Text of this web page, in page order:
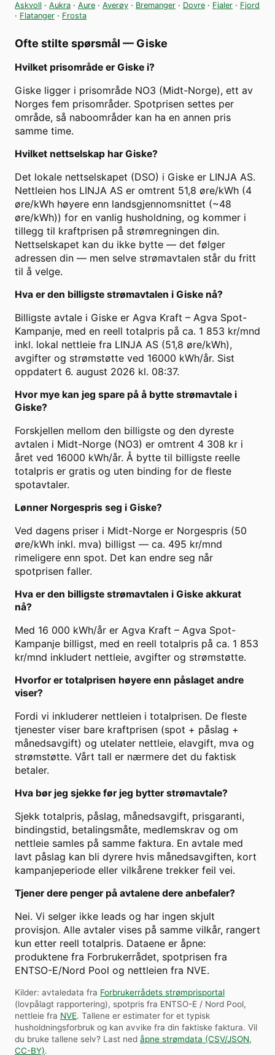
Askvoll · Aukra · Aure · Averøy · Bremanger · Dovre · Fjaler · Fjord
· Flatanger · Frosta
Ofte stilte spørsmål — Giske
Hvilket prisområde er Giske i?
Giske ligger i prisområde NO3 (Midt-Norge), ett av
Norges fem prisområder. Spotprisen settes per
område, så naboområder kan ha en annen pris
samme time.
Hvilket nettselskap har Giske?
Det lokale nettselskapet (DSO) i Giske er LINJA AS.
Nettleien hos LINJA AS er omtrent 51,8 øre/kWh (4
øre/kWh høyere enn landsgjennomsnittet (~48
øre/kWh)) for en vanlig husholdning, og kommer i
tillegg til kraftprisen på strømregningen din.
Nettselskapet kan du ikke bytte — det følger
adressen din — men selve strømavtalen står du fritt
til å velge.
Hva er den billigste strømavtalen i Giske nå?
Billigste avtale i Giske er Agva Kraft – Agva Spot-
Kampanje, med en reell totalpris på ca. 1 853 kr/mnd
inkl. lokal nettleie fra LINJA AS (51,8 øre/kWh),
avgifter og strømstøtte ved 16000 kWh/år. Sist
oppdatert 6. august 2026 kl. 08:37.
Hvor mye kan jeg spare på å bytte strømavtale i
Giske?
Forskjellen mellom den billigste og den dyreste
avtalen i Midt-Norge (NO3) er omtrent 4 308 kr i
året ved 16000 kWh/år. Å bytte til billigste reelle
totalpris er gratis og uten binding for de fleste
spotavtaler.
Lønner Norgespris seg i Giske?
Ved dagens priser i Midt-Norge er Norgespris (50
øre/kWh inkl. mva) billigst — ca. 495 kr/mnd
rimeligere enn spot. Det kan endre seg når
spotprisen faller.
Hva er den billigste strømavtalen i Giske akkurat
nå?
Med 16 000 kWh/år er Agva Kraft – Agva Spot-
Kampanje billigst, med en reell totalpris på ca. 1 853
kr/mnd inkludert nettleie, avgifter og strømstøtte.
Hvorfor er totalprisen høyere enn påslaget andre
viser?
Fordi vi inkluderer nettleien i totalprisen. De fleste
tjenester viser bare kraftprisen (spot + påslag +
månedsavgift) og utelater nettleie, elavgift, mva og
strømstøtte. Vårt tall er nærmere det du faktisk
betaler.
Hva bør jeg sjekke før jeg bytter strømavtale?
Sjekk totalpris, påslag, månedsavgift, prisgaranti,
bindingstid, betalingsmåte, medlemskrav og om
nettleie samles på samme faktura. En avtale med
lavt påslag kan bli dyrere hvis månedsavgiften, kort
kampanjeperiode eller vilkårene trekker feil vei.
Tjener dere penger på avtalene dere anbefaler?
Nei. Vi selger ikke leads og har ingen skjult
provisjon. Alle avtaler vises på samme vilkår, rangert
kun etter reell totalpris. Dataene er åpne:
produktene fra Forbrukerrådet, spotprisen fra
ENTSO-E/Nord Pool og nettleien fra NVE.
Kilder: avtaledata fra Forbrukerrådets strømprisportal
(lovpålagt rapportering), spotpris fra ENTSO-E / Nord Pool,
nettleie fra NVE. Tallene er estimater for et typisk
husholdningsforbruk og kan avvike fra din faktiske faktura. Vil
du bruke tallene selv? Last ned åpne strømdata (CSV/JSON,
CC-BY).